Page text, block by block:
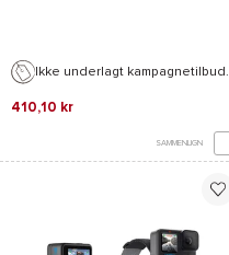
Ikke underlagt kampagnetilbud.
410,10 kr
SAMMENLIGN